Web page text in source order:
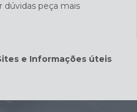
dúvidas peça mais
e Informações úteis